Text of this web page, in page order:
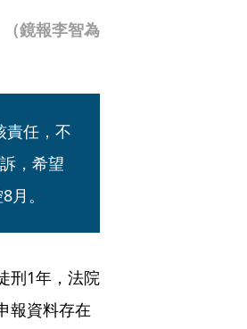
鏡報李智為
責任，不
，希望
。
刑1年，法院
報資料存在